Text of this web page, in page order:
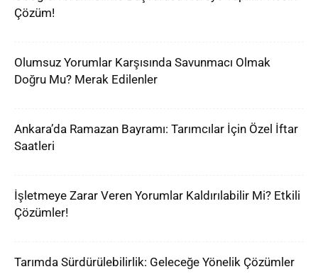
Çözüm!
Olumsuz Yorumlar Karşısında Savunmacı Olmak
Doğru Mu? Merak Edilenler
Ankara’da Ramazan Bayramı: Tarımcılar İçin Özel İftar
Saatleri
İşletmeye Zarar Veren Yorumlar Kaldırılabilir Mi? Etkili
Çözümler!
Tarımda Sürdürülebilirlik: Geleceğe Yönelik Çözümler